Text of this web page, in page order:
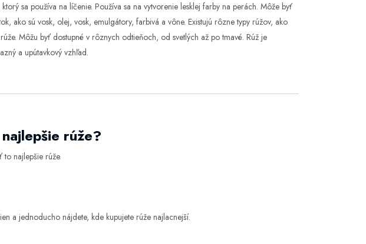
sa používa na líčenie. Používa sa na vytvorenie lesklej farby na perách. Môže byť
ako sú vosk, olej, vosk, emulgátory, farbivá a vône. Existujú rôzne typy rúžov, ako
Môžu byť dostupné v rôznych odtieňoch, od svetlých až po tmavé. Rúž je
a upútavkový vzhľad.
rúže?
to najlepšie rúže.
a jednoducho nájdete, kde kupujete rúže najlacnejší.